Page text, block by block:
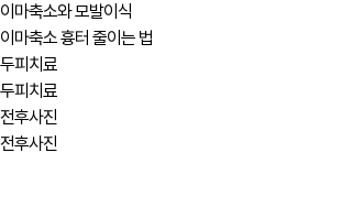
이마축소와 모발이식
이마축소 흉터 줄이는 법
두피치료
두피치료
전후사진
전후사진